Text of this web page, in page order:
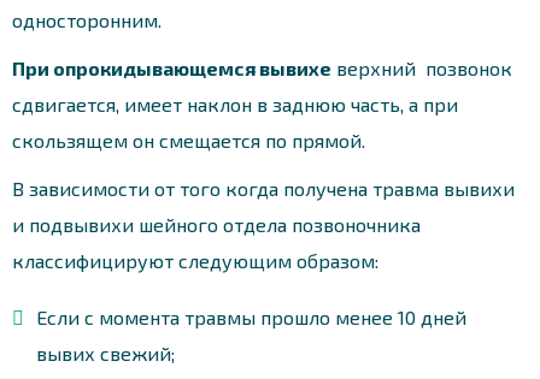
односторонним.
При опрокидывающемся вывихе верхний позвонок
сдвигается, имеет наклон в заднюю часть, а при
скользящем он смещается по прямой.
В зависимости от того когда получена травма вывихи
и подвывихи шейного отдела позвоночника
классифицируют следующим образом:
Если с момента травмы прошло менее 10 дней
вывих свежий;